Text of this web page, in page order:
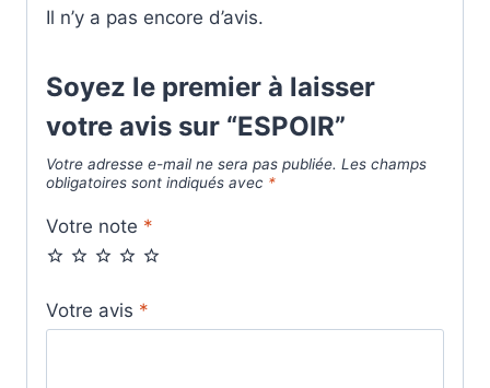
Il n’y a pas encore d’avis.
Soyez le premier à laisser
votre avis sur “ESPOIR”
Votre adresse e-mail ne sera pas publiée. Les champs
obligatoires sont indiqués avec *
Votre note *
Votre avis *